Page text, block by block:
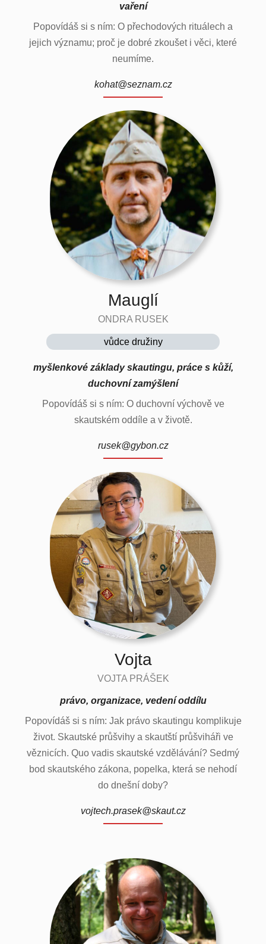
vaření
Popovídáš si s ním: O přechodových rituálech a
jejich významu; proč je dobré zkoušet i věci, které
neumíme.
kohat@seznam.cz
Mauglí
ONDRA RUSEK
vůdce družiny
myšlenkové základy skautingu, práce s kůží,
duchovní zamýšlení
Popovídáš si s ním: O duchovní výchově ve
skautském oddíle a v životě.
rusek@gybon.cz
Vojta
VOJTA PRÁŠEK
právo, organizace, vedení oddílu
Popovídáš si s ním: Jak právo skautingu komplikuje
život. Skautské průšvihy a skautští průšviháři ve
věznicích. Quo vadis skautské vzdělávání? Sedmý
bod skautského zákona, popelka, která se nehodí
do dnešní doby?
vojtech.prasek@skaut.cz